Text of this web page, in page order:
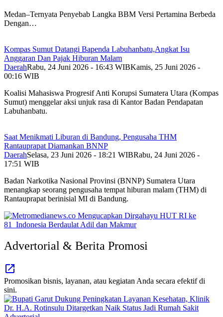
Medan–Ternyata Penyebab Langka BBM Versi Pertamina Berbeda
Dengan…
Kompas Sumut Datangi Bapenda Labuhanbatu,Angkat Isu
Anggaran Dan Pajak Hiburan Malam
DaerahRabu, 24 Juni 2026 - 16:43 WIBKamis, 25 Juni 2026 -
00:16 WIB
Koalisi Mahasiswa Progresif Anti Korupsi Sumatera Utara (Kompas
Sumut) menggelar aksi unjuk rasa di Kantor Badan Pendapatan
Labuhanbatu.
Saat Menikmati Liburan di Bandung, Pengusaha THM
Rantauprapat Diamankan BNNP
DaerahSelasa, 23 Juni 2026 - 18:21 WIBRabu, 24 Juni 2026 -
17:51 WIB
Badan Narkotika Nasional Provinsi (BNNP) Sumatera Utara
menangkap seorang pengusaha tempat hiburan malam (THM) di
Rantauprapat berinisial MI di Bandung.
Advertorial & Berita Promosi
Promosikan bisnis, layanan, atau kegiatan Anda secara efektif di
sini.